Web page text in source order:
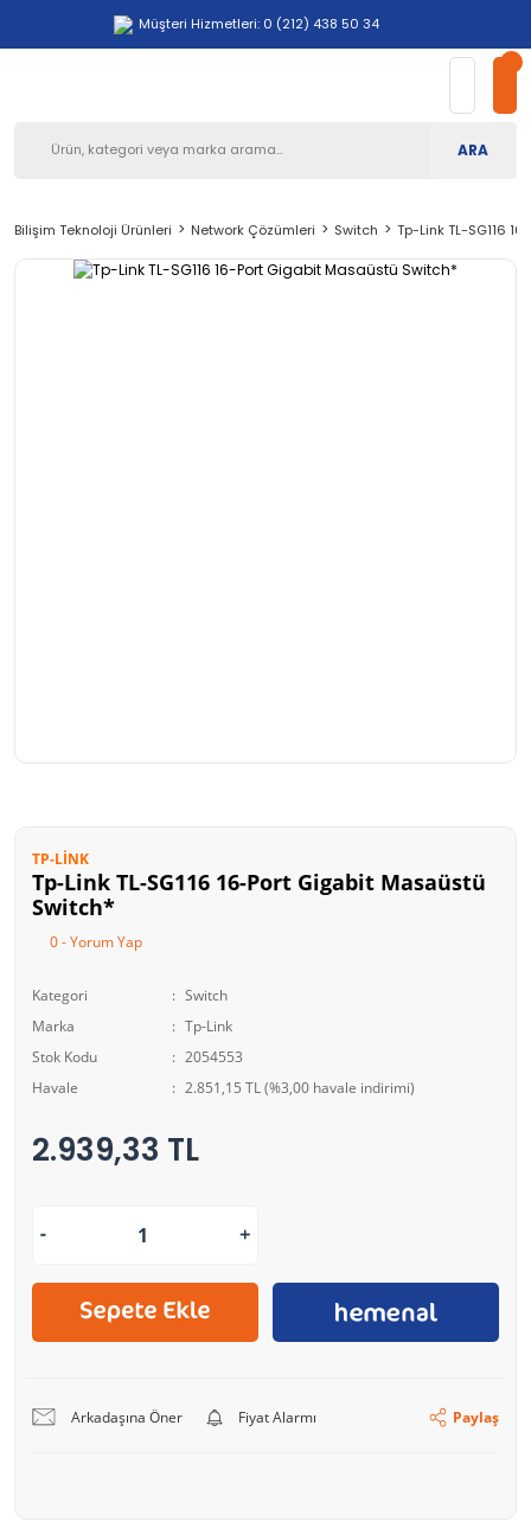
Müşteri Hizmetleri: 0 (212) 438 50 34
ARA
Bilişim Teknoloji Ürünleri Network Çözümleri Switch Tp-Link TL-SG116
TP-LINK
Tp-Link TL-SG116 16-Port Gigabit Masaüstü
Switch*
0 - Yorum Yap
Kategori
Switch
Marka
Tp-Link
Stok Kodu
2054553
Havale
2.851,15 TL (%3,00 havale indirimi)
2.939,33 TL
Arkadaşına Öner Fiyat Alarmı Paylaş